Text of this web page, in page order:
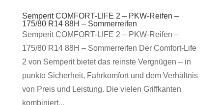
Semperit COMFORT-LIFE 2 – PKW-Reifen –
175/80 R14 88H – Sommerreifen
Semperit COMFORT-LIFE 2 – PKW-Reifen –
175/80 R14 88H – Sommerreifen Der Comfort-Life
2 von Semperit bietet das reinste Vergnügen – in
punkto Sicherheit, Fahrkomfort und dem Verhältnis
von Preis und Leistung. Die vielen Griffkanten
kombiniert...